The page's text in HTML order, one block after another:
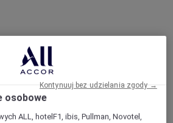
hotel
osobowe
ALL, hotelF1, ibis, Pullman, Novotel,
Kontynuuj bez udzielania zgody →